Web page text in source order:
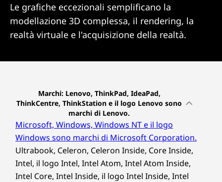
Le grafiche eccezionali semplificano la
modellazione 3D complessa, il rendering, la
realtà virtuale e l'acquisizione della realtà.
Marchi: Lenovo, ThinkPad, IdeaPad,
ThinkCentre, ThinkStation e il logo Lenovo sono
marchi di Lenovo.
Microsoft, Windows, Windows NT e il logo
Windows sono marchi di Microsoft Corporation.
Ultrabook, Celeron, Celeron Inside, Core Inside,
Intel, il logo Intel, Intel Atom, Intel Atom Inside,
Intel Core, Intel Inside, il logo Intel Inside, Intel